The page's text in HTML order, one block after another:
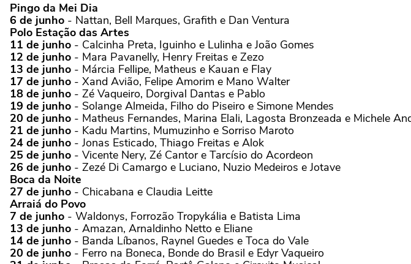
Pingo da Mei Dia
6 de junho - Nattan, Bell Marques, Grafith e Dan Ventura
Polo Estação das Artes
11 de junho - Calcinha Preta, Iguinho e Lulinha e João Gomes
12 de junho - Mara Pavanelly, Henry Freitas e Zezo
13 de junho - Márcia Fellipe, Matheus e Kauan e Flay
17 de junho - Xand Avião, Felipe Amorim e Mano Walter
18 de junho - Zé Vaqueiro, Dorgival Dantas e Pablo
19 de junho - Solange Almeida, Filho do Piseiro e Simone Mendes
20 de junho - Matheus Fernandes, Marina Elali, Lagosta Bronzeada e Michele
21 de junho - Kadu Martins, Mumuzinho e Sorriso Maroto
24 de junho - Jonas Esticado, Thiago Freitas e Alok
25 de junho - Vicente Nery, Zé Cantor e Tarcísio do Acordeon
26 de junho - Zezé Di Camargo e Luciano, Nuzio Medeiros e Jotave
Boca da Noite
27 de junho - Chicabana e Claudia Leitte
Arraiá do Povo
7 de junho - Waldonys, Forrozão Tropykália e Batista Lima
13 de junho - Amazan, Arnaldinho Netto e Eliane
14 de junho - Banda Líbanos, Raynel Guedes e Toca do Vale
20 de junho - Ferro na Boneca, Bonde do Brasil e Edyr Vaqueiro